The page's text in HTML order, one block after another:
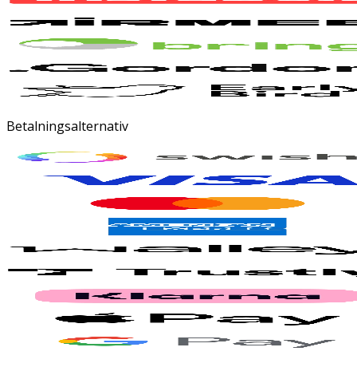
Betalningsalternativ